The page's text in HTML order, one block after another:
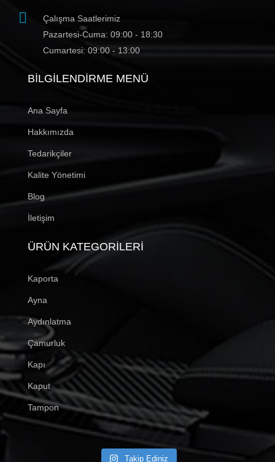
Çalışma Saatlerimiz
Pazartesi-Cuma: 09:00 - 18:30
Cumartesi: 09:00 - 13:00
BILGILENDIRME MENÜ
Ana Sayfa
Hakkımızda
Tedarikçiler
Kalite Yönetimi
Blog
İletişim
ÜRÜN KATEGORILERI
Kaporta
Ayna
Aydınlatma
Çamurluk
Kapı
Kaput
Tampon
Takip Ediniz